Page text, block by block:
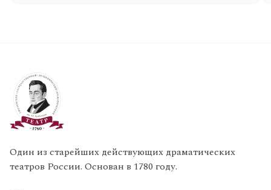
Один из старейших действующих драматических
театров России. Основан в 1780 году.